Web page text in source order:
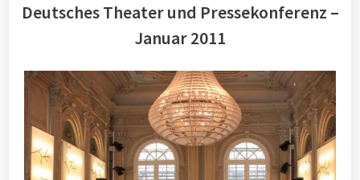
Deutsches Theater und Pressekonferenz –
Januar 2011